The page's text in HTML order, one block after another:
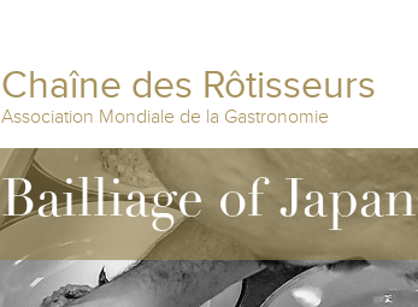
Chaîne des Rôtisseurs
Association Mondiale de la Gastronomie
Bailliage of Japan